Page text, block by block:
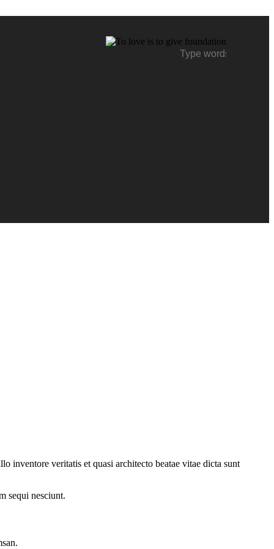
inventore veritatis et quasi architecto beatae vitae dicta sunt
sequi nesciunt.